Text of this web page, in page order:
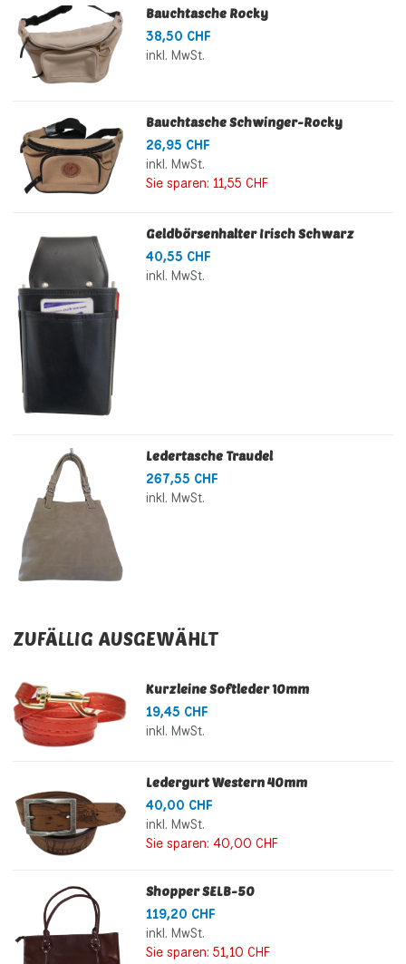
Bauchtasche Rocky
38,50 CHF
inkl. MwSt.
Bauchtasche Schwinger-Rocky
26,95 CHF
inkl. MwSt.
Sie sparen: 11,55 CHF
Geldbörsenhalter Irisch Schwarz
40,55 CHF
inkl. MwSt.
Ledertasche Traudel
267,55 CHF
inkl. MwSt.
ZUFÄLLIG AUSGEWÄHLT
Kurzleine Softleder 10mm
19,45 CHF
inkl. MwSt.
Ledergurt Western 40mm
40,00 CHF
inkl. MwSt.
Sie sparen: 40,00 CHF
Shopper SELB-50
119,20 CHF
inkl. MwSt.
Sie sparen: 51,10 CHF